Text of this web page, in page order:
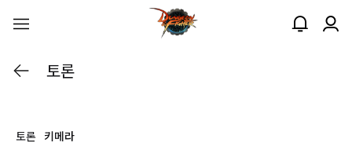
토론
토론 키메라